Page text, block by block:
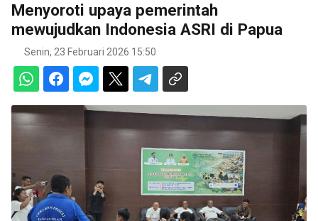
Menyoroti upaya pemerintah
mewujudkan Indonesia ASRI di Papua
Senin, 23 Februari 2026 15:50